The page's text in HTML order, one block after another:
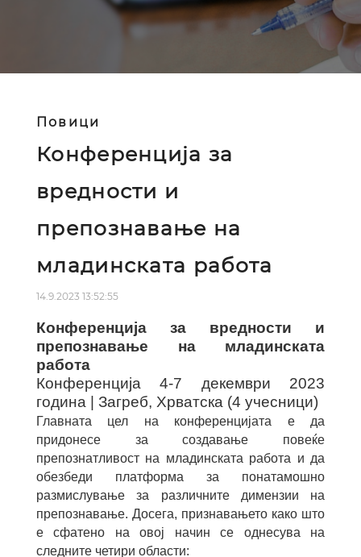
Повици
Конференција за
вредности и
препознавање на
младинската работа
14.9.2023 13:52:55
Конференција за вредности и
препознавање на младинската
работа
Конференција 4-7 декември 2023
година | Загреб, Хрватска (4 учесници)
Главната цел на конференцијата е да
придонесе за создавање повеќе
препознатливост на младинската работа и да
обезбеди платформа за понатамошно
размислување за различните димензии на
препознавање. Досега, признавањето како што
е сфатено на овој начин се однесува на
следните четири области: